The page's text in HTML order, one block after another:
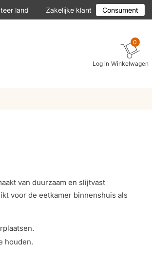
land Zakelijke klant Consument
Log in
0
Winkelwagen
van duurzaam en slijtvast
voor de eetkamer binnenshuis als
houden.